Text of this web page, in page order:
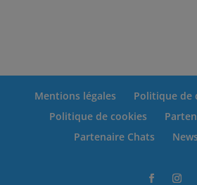
Mentions légales
Politique de
Politique de cookies
Partenaire Chats